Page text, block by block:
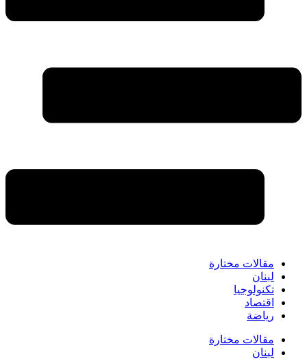
مقالات مختارة
لبنان
تكنولوجيا
اقتصاد
رياضة
مقالات مختارة
لبنان